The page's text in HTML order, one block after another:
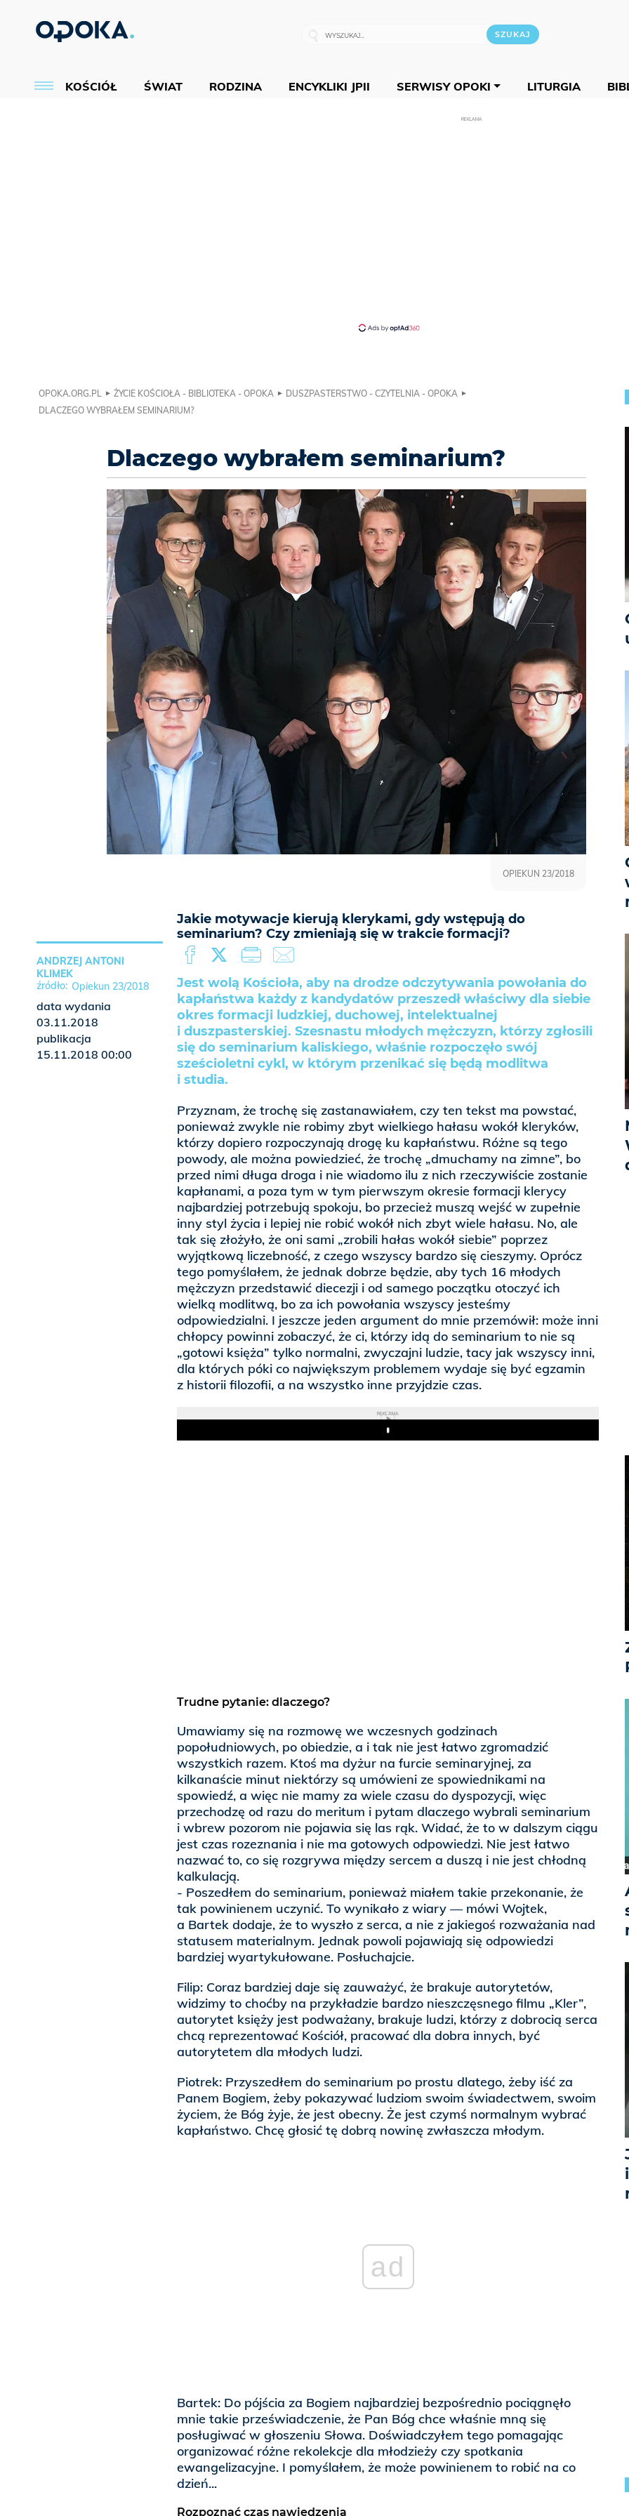
KOŚCIÓŁ ŚWIAT RODZINA ENCYKLIKI JPII SERWISY OPOKI LITURGIA
REKLAMA
OPOKA.ORG.PL ŻYCIE KOŚCIOŁA - BIBLIOTEKA - OPOKA
DUSZPASTERSTWO - CZYTELNIA - OPOKA
DLACZEGO WYBRAŁEM SEMINARIUM?
Dlaczego wybrałem seminarium?
Jakie motywacje kierują klerykami, gdy wstępują do
seminarium? Czy zmieniają się w trakcie formacji?
OPIEKUN 23/2018
Jest wolą Kościoła, aby na drodze odczytywania powołania do
kapłaństwa każdy z kandydatów przeszedł właściwy dla siebie
okres formacji ludzkiej, duchowej, intelektualnej
i duszpasterskiej. Szesnastu młodych mężczyzn, którzy zgłosili
się do seminarium kaliskiego, właśnie rozpoczęło swój
sześcioletni cykl, w którym przenikać się będą modlitwa
i studia.
Przyznam, że trochę się zastanawiałem, czy ten tekst ma powstać,
ponieważ zwykle nie robimy zbyt wielkiego hałasu wokół kleryków,
którzy dopiero rozpoczynają drogę ku kapłaństwu. Różne są tego
powody, ale można powiedzieć, że trochę „dmuchamy na zimne”, bo
przed nimi długa droga i nie wiadomo ilu z nich rzeczywiście zostanie
kapłanami, a poza tym w tym pierwszym okresie formacji klerycy
najbardziej potrzebują spokoju, bo przecież muszą wejść w zupełnie
inny styl życia i lepiej nie robić wokół nich zbyt wiele hałasu. No, ale
tak się złożyło, że oni sami „zrobili hałas wokół siebie” poprzez
wyjątkową liczebność, z czego wszyscy bardzo się cieszymy. Oprócz
tego pomyślałem, że jednak dobrze będzie, aby tych 16 młodych
mężczyzn przedstawić diecezji i od samego początku otoczyć ich
wielką modlitwą, bo za ich powołania wszyscy jesteśmy
odpowiedzialni. I jeszcze jeden argument do mnie przemówił: może inni
chłopcy powinni zobaczyć, że ci, którzy idą do seminarium to nie są
„gotowi księża” tylko normalni, zwyczajni ludzie, tacy jak wszyscy inni,
dla których póki co największym problemem wydaje się być egzamin
z historii filozofii, a na wszystko inne przyjdzie czas.
REKLAMA
Play
Trudne pytanie: dlaczego?
Umawiamy się na rozmowę we wczesnych godzinach
popołudniowych, po obiedzie, a i tak nie jest łatwo zgromadzić
wszystkich razem. Ktoś ma dyżur na furcie seminaryjnej, za
kilkanaście minut niektórzy są umówieni ze spowiednikami na
spowiedź, a więc nie mamy za wiele czasu do dyspozycji, więc
przechodzę od razu do meritum i pytam dlaczego wybrali seminarium
i wbrew pozorom nie pojawia się las rąk. Widać, że to w dalszym ciągu
jest czas rozeznania i nie ma gotowych odpowiedzi. Nie jest łatwo
nazwać to, co się rozgrywa między sercem a duszą i nie jest chłodną
kalkulacją.
- Poszedłem do seminarium, ponieważ miałem takie przekonanie, że
tak powinienem uczynić. To wynikało z wiary — mówi Wojtek,
a Bartek dodaje, że to wyszło z serca, a nie z jakiegoś rozważania nad
statusem materialnym. Jednak powoli pojawiają się odpowiedzi
bardziej wyartykułowane. Posłuchajcie.
Filip: Coraz bardziej daje się zauważyć, że brakuje autorytetów,
widzimy to choćby na przykładzie bardzo nieszczęsnego filmu „Kler”,
autorytet księży jest podważany, brakuje ludzi, którzy z dobrocią serca
chcą reprezentować Kościół, pracować dla dobra innych, być
autorytetem dla młodych ludzi.
Piotrek: Przyszedłem do seminarium po prostu dlatego, żeby iść za
Panem Bogiem, żeby pokazywać ludziom swoim świadectwem, swoim
życiem, że Bóg żyje, że jest obecny. Że jest czymś normalnym wybrać
kapłaństwo. Chcę głosić tę dobrą nowinę zwłaszcza młodym.
ad
Bartek: Do pójścia za Bogiem najbardziej bezpośrednio pociągnęło
mnie takie przeświadczenie, że Pan Bóg chce właśnie mną się
posługiwać w głoszeniu Słowa. Doświadczyłem tego pomagając
organizować różne rekolekcje dla młodzieży czy spotkania
ewangelizacyjne. I pomyślałem, że może powinienem to robić na co
dzień...
Rozpoznać czas nawiedzenia
ANDRZEJ ANTONI
KLIMEK
Opiekun 23/2018
data wydania
03.11.2018
publikacja
15.11.2018 00:00